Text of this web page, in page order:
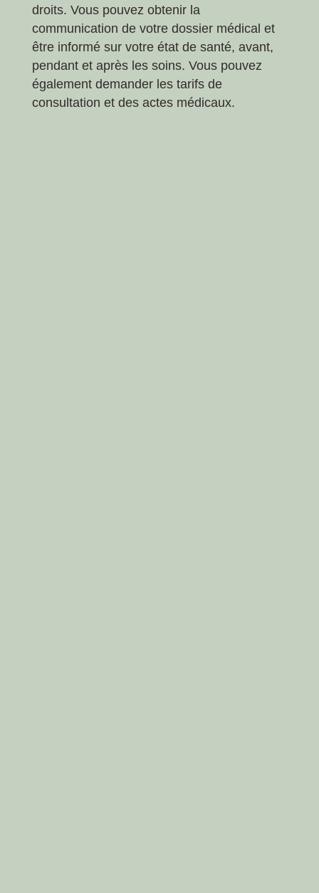
droits. Vous pouvez obtenir la
communication de votre dossier médical et
être informé sur votre état de santé, avant,
pendant et après les soins. Vous pouvez
également demander les tarifs de
consultation et des actes médicaux.